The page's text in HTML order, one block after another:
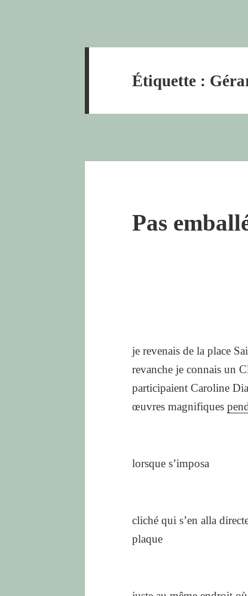
Étiquette :
Pas
je revenais de la place
revanche je connais un
participaient Caroline
œuvres magnifiques
lorsque s’imposa
cliché qui s’en alla
plaque